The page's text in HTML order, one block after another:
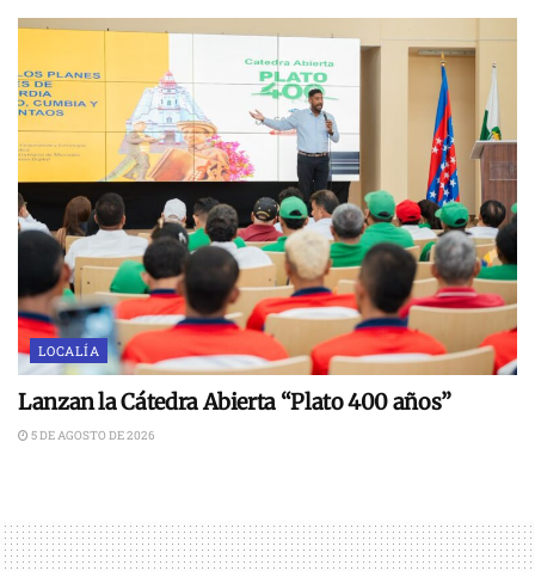
LOCALÍA
Lanzan la Cátedra Abierta “Plato 400 años”
5 DE AGOSTO DE 2026